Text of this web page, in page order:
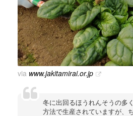
via www.jakitamirai.or.jp
冬に出回るほうれんそうの多
方法で生産されていますが、